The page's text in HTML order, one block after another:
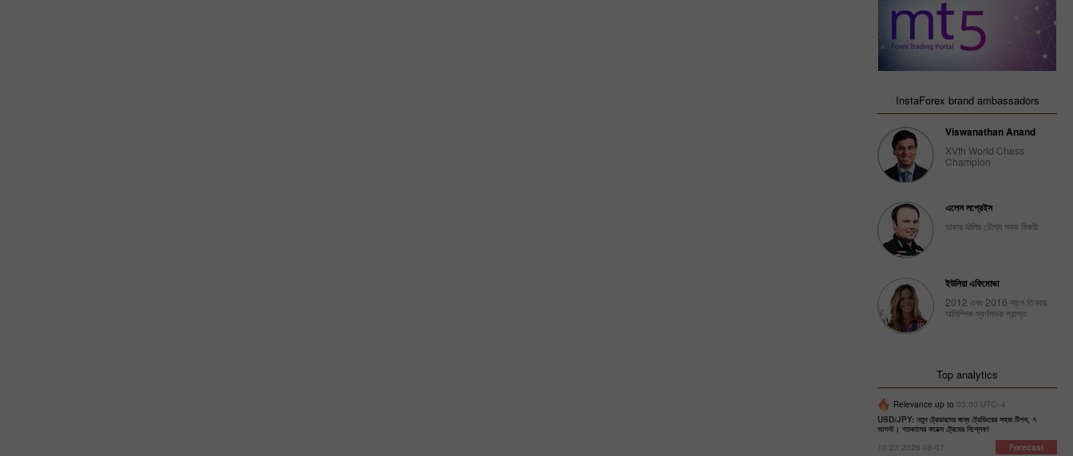
InstaForex brand ambassadors
Viswanathan Anand
XVth World Chess
Champion
এলেস লপ্রেইস
ডাকার র্যালির রৌপ্য পদক বিজয়ী
ইউলিয়া এফিমোভা
2012 এবং 2016 সালে তিনবার
অলিম্পিক স্বর্ণপদক প্রাপ্ত
Top analytics
Relevance up to 03:00 UTC--4
USD/JPY: নতুন ট্রেডারদের জন্য ট্রেডিংয়ের সহজ টিপস, ৭
আগস্ট। গতকালের ফরেক্স ট্রেডের বিশ্লেষণ
10:23 2026-08-07
Forecast